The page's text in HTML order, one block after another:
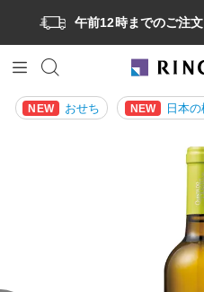
午前12時までのご注
NEW おせち NEW 日本